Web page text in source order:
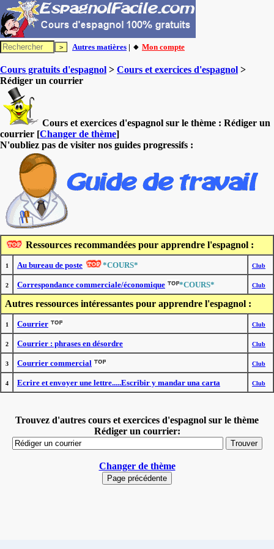
Autres matières | 🔸 Mon compte
Cours gratuits d'espagnol > Cours et exercices d'espagnol >
Rédiger un courrier
Cours et exercices d'espagnol sur le thème : Rédiger un
courrier [Changer de thème]
N'oubliez pas de visiter nos guides progressifs :
Ressources recommandées pour apprendre l'espagnol :
1 Au bureau de poste *COURS* Club
2 Correspondance commerciale/économique *COURS* Club
Autres ressources intéressantes pour apprendre l'espagnol :
1 Courrier Club
2 Courrier : phrases en désordre Club
3 Courrier commercial Club
4 Ecrire et envoyer une lettre.....Escribir y mandar una carta Club
Trouvez d'autres cours et exercices d'espagnol sur le thème
Rédiger un courrier:
Changer de thème